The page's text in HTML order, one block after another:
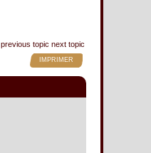
previous topic next topic
IMPRIMER